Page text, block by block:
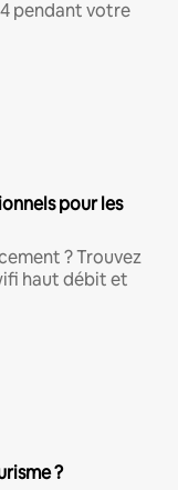
pendant votre
pour les
? Trouvez
haut débit et
?